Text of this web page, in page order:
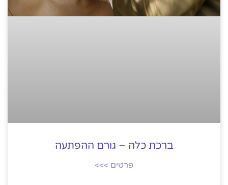
ברכת כלה – גורם ההפתעה
פרטים >>>